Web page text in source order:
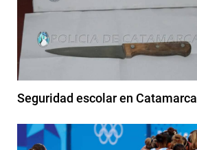
Seguridad escolar en Catamarca